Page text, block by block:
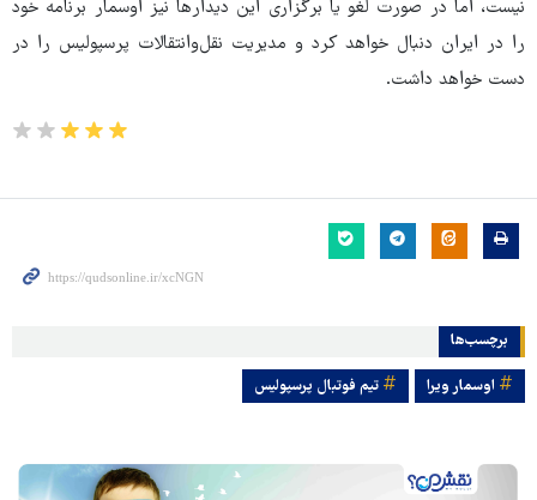
نیست، اما در صورت لغو یا برگزاری این دیدارها نیز اوسمار برنامه خود
را در ایران دنبال خواهد کرد و مدیریت نقل‌وانتقالات پرسپولیس را در
دست خواهد داشت.
برچسب‌ها
اوسمار ویرا تیم فوتبال پرسپولیس